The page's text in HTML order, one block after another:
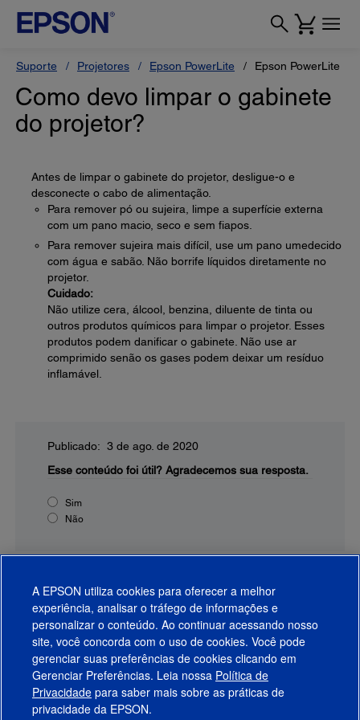
Suporte Projetores Epson PowerLite Epson PowerLite
Como devo limpar o gabinete
do projetor?
Antes de limpar o gabinete do projetor, desligue-o e
desconecte o cabo de alimentação.
Para remover pó ou sujeira, limpe a superfície externa
com um pano macio, seco e sem fiapos.
Para remover sujeira mais difícil, use um pano umedecido
com água e sabão. Não borrife líquidos diretamente no
projetor.
Cuidado:
Não utilize cera, álcool, benzina, diluente de tinta ou
outros produtos químicos para limpar o projetor. Esses
produtos podem danificar o gabinete. Não use ar
comprimido senão os gases podem deixar um resíduo
inflamável.
Publicado: 3 de ago. de 2020
Esse conteúdo foi útil? Agradecemos sua resposta.
Sim
Não
Produtos
Suporte
A EPSON utiliza cookies para oferecer a melhor
experiência, analisar o tráfego de informações e
personalizar o conteúdo. Ao continuar acessando nosso
site, você concorda com o uso de cookies. Você pode
gerenciar suas preferências de cookies clicando em
Gerenciar Preferências. Leia nossa Política de
Privacidade para saber mais sobre as práticas de
privacidade da EPSON.